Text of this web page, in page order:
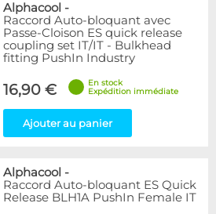
Alphacool -
Raccord Auto-bloquant avec
Passe-Cloison ES quick release
coupling set IT/IT - Bulkhead
fitting PushIn Industry
16,90 €
En stock
Expédition immédiate
Ajouter au panier
Alphacool -
Raccord Auto-bloquant ES Quick
Release BLH1A PushIn Female IT